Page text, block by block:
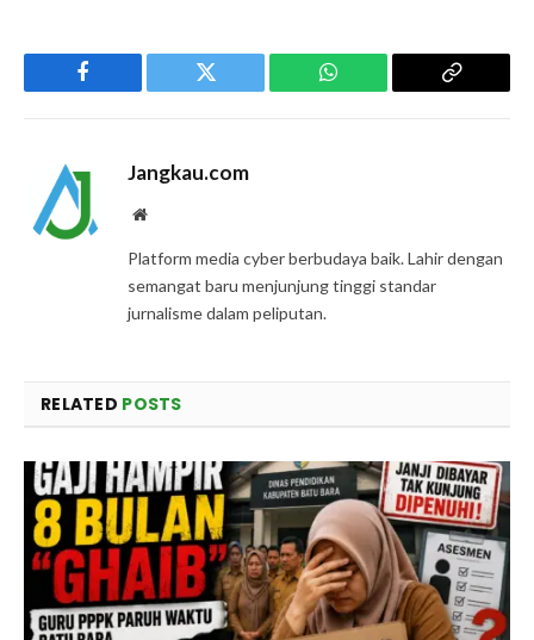
Facebook Twitter WhatsApp
Copy
Jangkau.com
Website
Platform media cyber berbudaya baik. Lahir dengan
semangat baru menjunjung tinggi standar
jurnalisme dalam peliputan.
RELATED POSTS